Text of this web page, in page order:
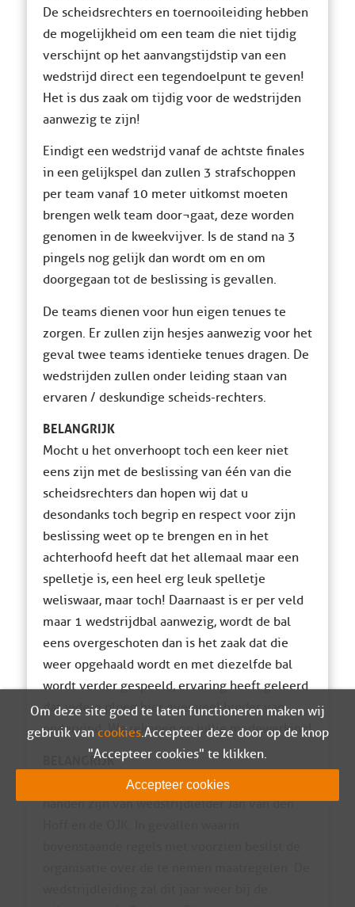
De scheidsrechters en toernooileiding hebben
de mogelijkheid om een team die niet tijdig
verschijnt op het aanvangstijdstip van een
wedstrijd direct een tegendoelpunt te geven!
Het is dus zaak om tijdig voor de wedstrijden
aanwezig te zijn!
Eindigt een wedstrijd vanaf de achtste finales
in een gelijkspel dan zullen 3 strafschoppen
per team vanaf 10 meter uitkomst moeten
brengen welk team door¬gaat, deze worden
genomen in de kweekvijver. Is de stand na 3
pingels nog gelijk dan wordt om en om
doorgegaan tot de beslissing is gevallen.
De teams dienen voor hun eigen tenues te
zorgen. Er zullen zijn hesjes aanwezig voor het
geval twee teams identieke tenues dragen. De
wedstrijden zullen onder leiding staan van
ervaren / deskundige scheids-rechters.
BELANGRIJK
Mocht u het onverhoopt toch een keer niet
eens zijn met de beslissing van één van die
scheidsrechters dan hopen wij dat u
desondanks toch begrip en respect voor zijn
beslissing weet op te brengen en in het
achterhoofd heeft dat het allemaal maar een
spelletje is, een heel erg leuk spelletje
weliswaar, maar toch! Daarnaast is er per veld
maar 1 wedstrijdbal aanwezig, wordt de bal
eens overgeschoten dan is het zaak dat die
weer opgehaald wordt en met diezelfde bal
wordt verder gespeeld, ervaring heeft geleerd
dat iedere ploeg hier evenveel hinder van
ondervind. We rekenen op jullie medewerking!
BELANGRIJK
De toernooileiding zal dit jaar wederom in
handen zijn van wedstrijdleider Jan van den
Om deze site goed te laten functioneren maken wij
gebruik van cookies. Accepteer deze door op de knop
"Accepteer cookies" te klikken.
Accepteer cookies